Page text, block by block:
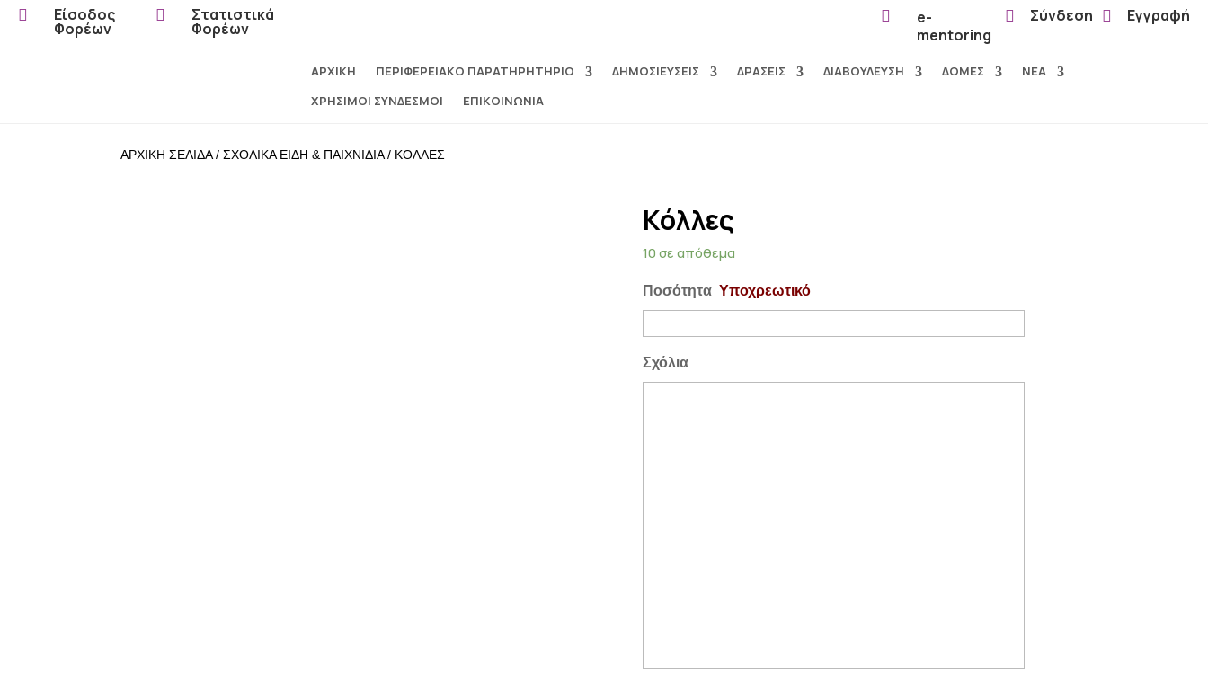
 Είσοδος
Φορέων
 Στατιστικά
Φορέων

e-
mentoring
 Σύνδεση  Εγγραφή
ΑΡΧΙΚΗ ΠΕΡΙΦΕΡΕΙΑΚΟ ΠΑΡΑΤΗΡΗΤΗΡΙΟ ΔΗΜΟΣΙΕΥΣΕΙΣ ΔΡΑΣΕΙΣ ΔΙΑΒΟΥΛΕΥΣΗ ΔΟΜΕΣ
ΝΕΑ
ΧΡΗΣΙΜΟΙ ΣΥΝΔΕΣΜΟΙ
ΕΠΙΚΟΙΝΩΝΙΑ
ΑΡΧΙΚΗ ΣΕΛΙΔΑ/ΣΧΟΛΙΚΑ ΕΙΔΗ & ΠΑΙΧΝΙΔΙΑ/ ΚΟΛΛΕΣ
Κόλλες
10 σε απόθεμα
Ποσότητα Υποχρεωτικό
Σχόλια